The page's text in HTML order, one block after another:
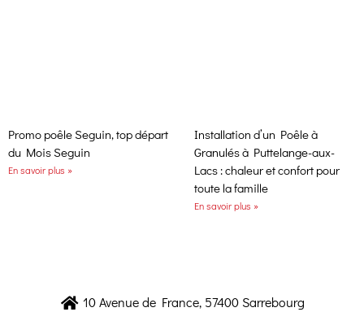
Promo poêle Seguin, top départ
du Mois Seguin
En savoir plus »
Installation d’un Poêle à
Granulés à Puttelange-aux-
Lacs : chaleur et confort pour
toute la famille
En savoir plus »
10 Avenue de France, 57400 Sarrebourg